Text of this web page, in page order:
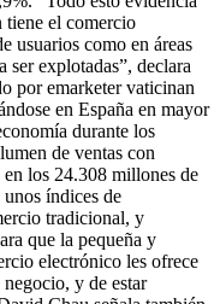
tiene el comercio
usuarios como en áreas
ser explotadas”, declara
por emarketer vaticinan
en España en mayor
durante los
de ventas con
los 24.308 millones de
índices de
tradicional, y
que la pequeña y
electrónico les ofrece
y de estar